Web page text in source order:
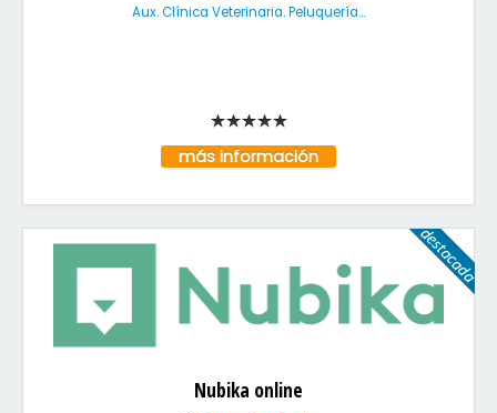
Aux. Clínica Veterinaria. Peluquería...
más información
Nubika online